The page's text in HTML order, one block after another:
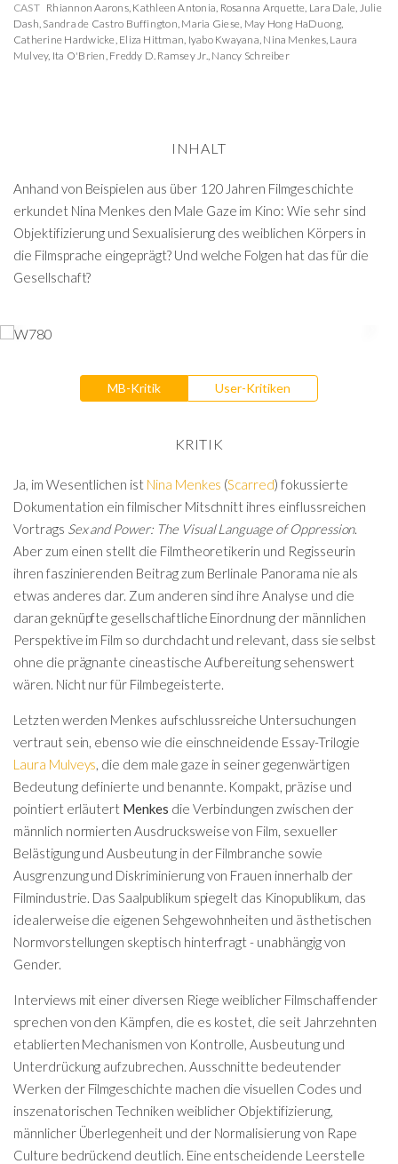
CAST Rhiannon Aarons, Kathleen Antonia, Rosanna Arquette, Lara Dale, Julie
Dash, Sandra de Castro Buffington, Maria Giese, May Hong HaDuong,
Catherine Hardwicke, Eliza Hittman, Iyabo Kwayana, Nina Menkes, Laura
Mulvey, Ita O'Brien, Freddy D. Ramsey Jr., Nancy Schreiber
INHALT
Anhand von Beispielen aus über 120 Jahren Filmgeschichte
erkundet Nina Menkes den Male Gaze im Kino: Wie sehr sind
Objektifizierung und Sexualisierung des weiblichen Körpers in
die Filmsprache eingeprägt? Und welche Folgen hat das für die
Gesellschaft?
MB-Kritik User-Kritiken
KRITIK
Ja, im Wesentlichen ist Nina Menkes (Scarred) fokussierte
Dokumentation ein filmischer Mitschnitt ihres einflussreichen
Vortrags Sex and Power: The Visual Language of Oppression.
Aber zum einen stellt die Filmtheoretikerin und Regisseurin
ihren faszinierenden Beitrag zum Berlinale Panorama nie als
etwas anderes dar. Zum anderen sind ihre Analyse und die
daran geknüpfte gesellschaftliche Einordnung der männlichen
Perspektive im Film so durchdacht und relevant, dass sie selbst
ohne die prägnante cineastische Aufbereitung sehenswert
wären. Nicht nur für Filmbegeisterte.
Letzten werden Menkes aufschlussreiche Untersuchungen
vertraut sein, ebenso wie die einschneidende Essay-Trilogie
Laura Mulveys , die dem male gaze in seiner gegenwärtigen
Bedeutung definierte und benannte. Kompakt, präzise und
pointiert erläutert Menkes die Verbindungen zwischen der
männlich normierten Ausdrucksweise von Film, sexueller
Belästigung und Ausbeutung in der Filmbranche sowie
Ausgrenzung und Diskriminierung von Frauen innerhalb der
Filmindustrie. Das Saalpublikum spiegelt das Kinopublikum, das
idealerweise die eigenen Sehgewohnheiten und ästhetischen
Normvorstellungen skeptisch hinterfragt - unabhängig von
Gender.
Interviews mit einer diversen Riege weiblicher Filmschaffender
sprechen von den Kämpfen, die es kostet, die seit Jahrzehnten
etablierten Mechanismen von Kontrolle, Ausbeutung und
Unterdrückung aufzubrechen. Ausschnitte bedeutender
Werken der Filmgeschichte machen die visuellen Codes und
inszenatorischen Techniken weiblicher Objektifizierung,
männlicher Überlegenheit und der Normalisierung von Rape
Culture bedrückend deutlich. Eine entscheidende Leerstelle